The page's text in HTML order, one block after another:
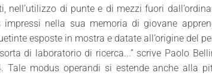
nell’utilizzo di punte e di mezzi fuori
nella sua memoria di giovane
esposte in mostra e datate all’origine del
di laboratorio di ricerca...” scrive Paolo
Tale modus operandi si estende anche alla